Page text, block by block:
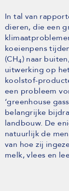
In tal van
dieren, die een
koeienpens
(CH4) naar
uitwerking op
koolstof-
een probleem
‘greenhouse
belangrijke
landbouw. De
natuurlijk de
van hoe zij
melk, vlees en